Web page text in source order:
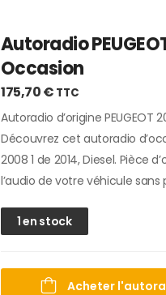
Autoradio
Occasion
175,70€ TTC
Autoradio d’origine PEUGEOT
Découvrez cet autoradio
2008 1 de 2014, Diesel. Pièce
l’audio de votre véhicule
1 en stock
Acheter